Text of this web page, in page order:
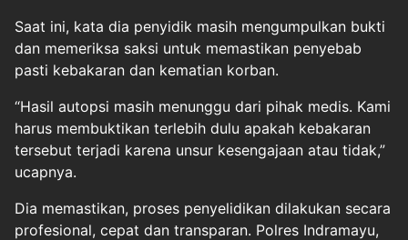
Saat ini, kata dia penyidik masih mengumpulkan bukti
dan memeriksa saksi untuk memastikan penyebab
pasti kebakaran dan kematian korban.
“Hasil autopsi masih menunggu dari pihak medis. Kami
harus membuktikan terlebih dulu apakah kebakaran
tersebut terjadi karena unsur kesengajaan atau tidak,”
ucapnya.
Dia memastikan, proses penyelidikan dilakukan secara
profesional, cepat dan transparan. Polres Indramayu,